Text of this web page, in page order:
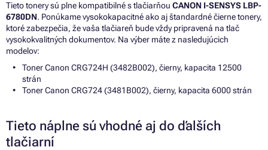
Tieto tonery sú plne kompatibilné s tlačiarňou CANON I-SENSYS LBP-
6780DN. Ponúkame vysokokapacitné ako aj štandardné čierne tonery,
ktoré zabezpečia, že vaša tlačiareň bude vždy pripravená na tlač
vysokokvalitných dokumentov. Na výber máte z nasledujúcich
modelov:
Toner Canon CRG724H (3482B002), čierny, kapacita 12500
strán
Toner Canon CRG724 (3481B002), čierny, kapacita 6000 strán
Tieto náplne sú vhodné aj do ďalších
tlačiarní